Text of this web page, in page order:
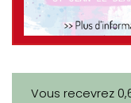
Vous recevrez